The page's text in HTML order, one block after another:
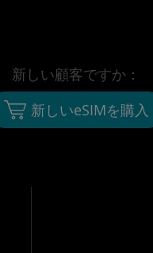
新しい顧客ですか：
新しいeSIMを購入